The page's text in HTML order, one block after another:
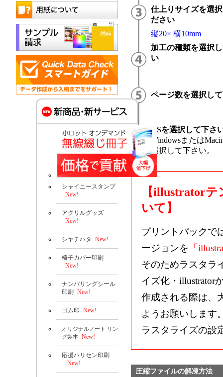
仕上りサイズを選
ださい
縦20× 横10mm
加工の種類を選択
い
ページ数を選択し
OSを選択して下さ
Windowsまたは
選択して下さい。
【illustrator
いて】
プリントパックで
ージョンを 「
そのためラスタラ
イズ化・illustrator
作成される際は、
ようお願いします
ラスタライズの
圧縮ファイルの解凍方法
シャイニースタンプ
New!
アクリルグッズ
New!
シヤチハタ New!
椅子カバー印刷
New!
ナンバリングシール
印刷 New!
ゴム印 New!
オリジナルノート リン
グ製本 New!
応援ハリセン印刷
New!